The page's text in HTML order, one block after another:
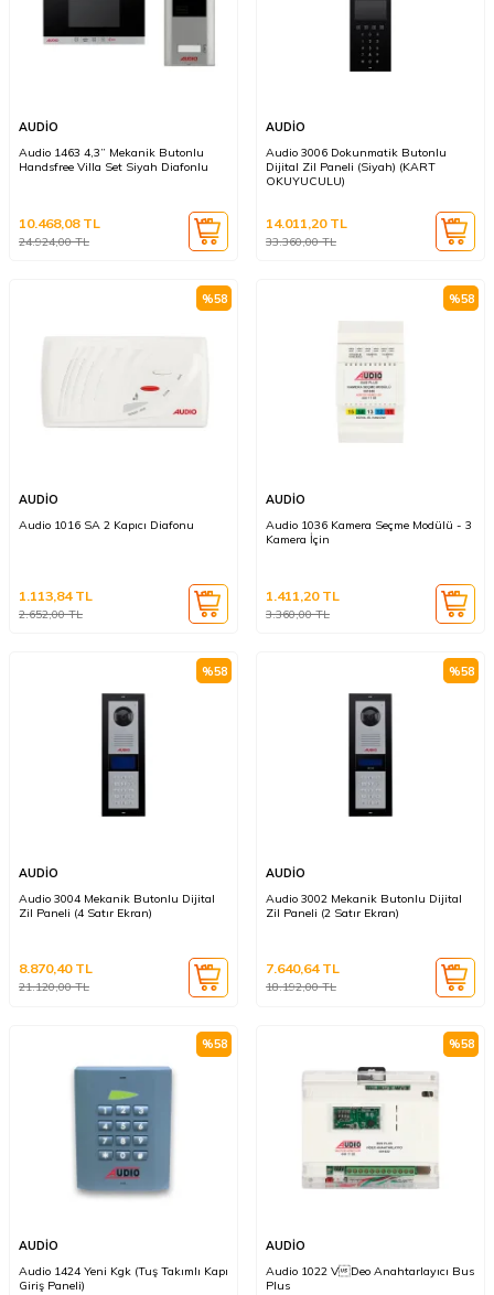
AUDİO
Audio 1463 4,3” Mekanik Butonlu
Handsfree Villa Set Siyah Diafonlu
24.924,00TL
10.468,08TL
AUDİO
Audio 3006 Dokunmatik Butonlu
Dijital Zil Paneli (Siyah) (KART
OKUYUCULU)
33.360,00TL
14.011,20TL
%58
AUDİO
Audio 1016 SA 2 Kapıcı Diafonu
2.652,00TL
1.113,84TL
%58
AUDİO
Audio 1036 Kamera Seçme Modülü - 3
Kamera İçin
3.360,00TL
1.411,20TL
%58
AUDİO
Audio 3004 Mekanik Butonlu Dijital
Zil Paneli (4 Satır Ekran)
21.120,00TL
8.870,40TL
%58
AUDİO
Audio 3002 Mekanik Butonlu Dijital
Zil Paneli (2 Satır Ekran)
18.192,00TL
7.640,64TL
%58
AUDİO
Audio 1424 Yeni Kgk (Tuş Takımlı Kapı
Giriş Paneli)
%58
AUDİO
Audio 1022 VDeo Anahtarlayıcı Bus
Plus